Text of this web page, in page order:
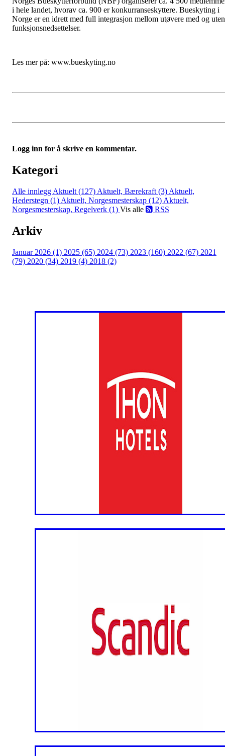
i hele landet, hvorav ca. 900 er konkurranseskyttere. Bueskyting i
Norge er en idrett med full integrasjon mellom utøvere med og uten
funksjonsnedsettelser.
Les mer på: www.bueskyting.no
Logg inn for å skrive en kommentar.
Kategori
Alle innlegg Aktuelt (127) Aktuelt, Bærekraft (3) Aktuelt,
Hederstegn (1) Aktuelt, Norgesmesterskap (12) Aktuelt,
Norgesmesterskap, Regelverk (1) Vis alle RSS
Arkiv
Januar 2026 (1) 2025 (65) 2024 (73) 2023 (160) 2022 (67) 2021
(79) 2020 (34) 2019 (4) 2018 (2)